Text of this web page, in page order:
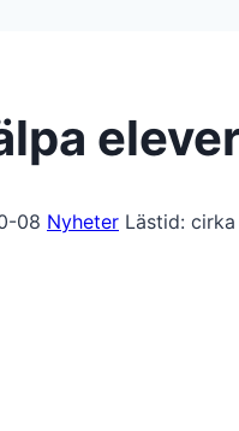
08 Nyheter Lästid: cirka